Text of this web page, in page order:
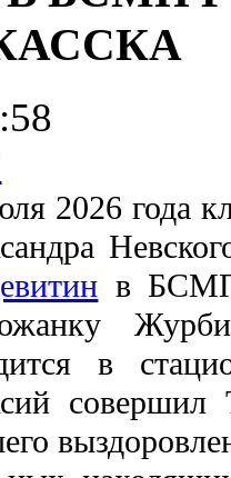
2026 года
в БСМП
в
совершил